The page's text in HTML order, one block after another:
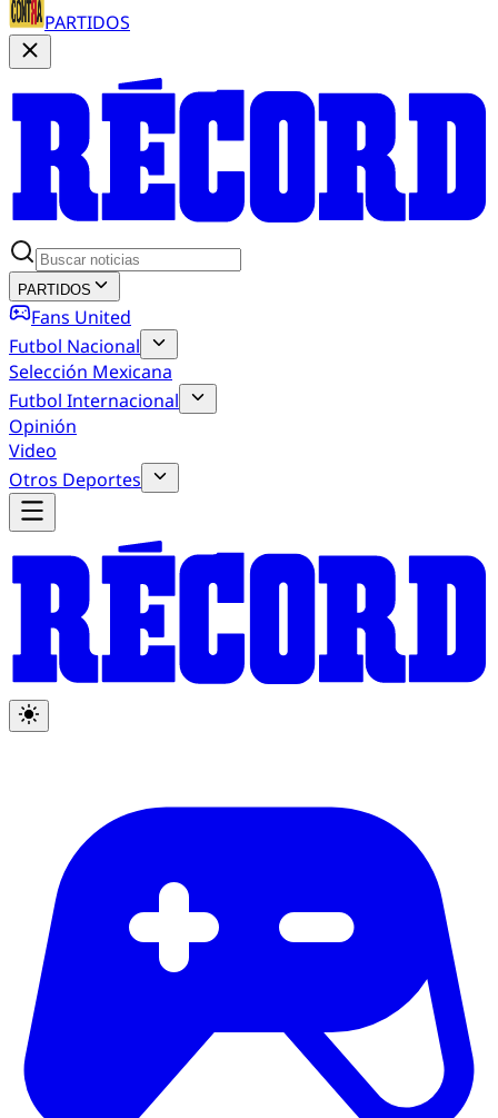
PARTIDOS
PARTIDOS
Fans United
Futbol Nacional
Selección Mexicana
Futbol Internacional
Opinión
Video
Otros Deportes